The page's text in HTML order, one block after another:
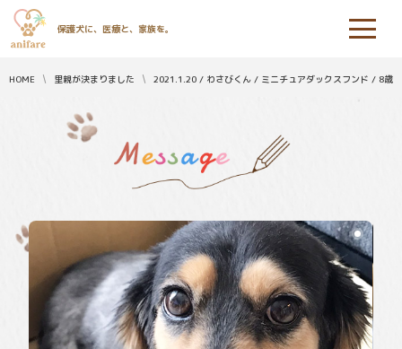
保護犬に、医療と、家族を。
HOME 里親が決まりました 2021.1.20 / わさびくん / ミニチュアダックスフンド / 8歳